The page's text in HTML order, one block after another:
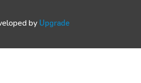
by Upgrade